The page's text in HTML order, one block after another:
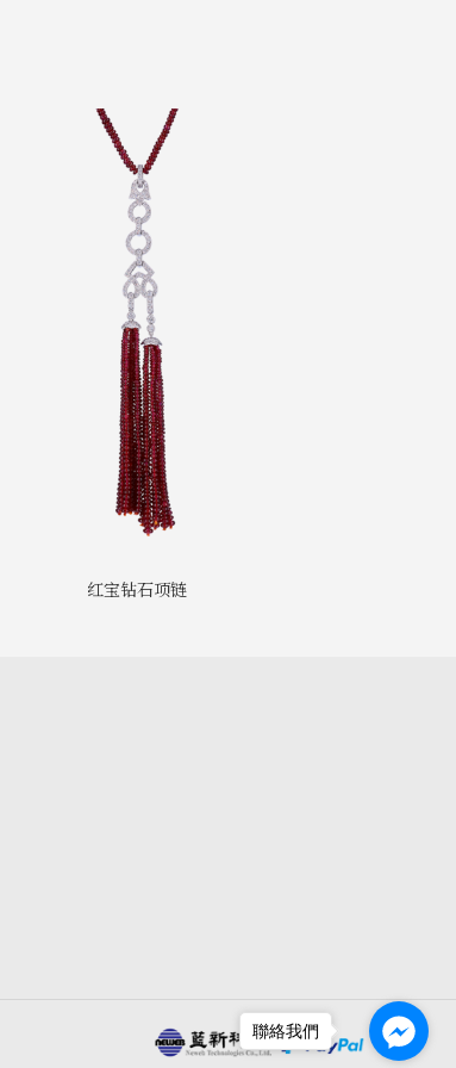
红宝钻石项链
聯絡我們